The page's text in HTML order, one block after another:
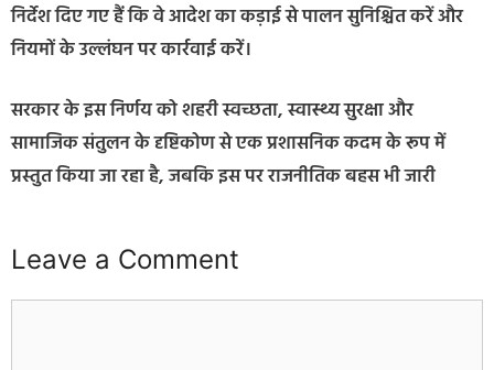
निर्देश दिए गए हैं कि वे आदेश का कड़ाई से पालन सुनिश्चित करें और
नियमों के उल्लंघन पर कार्रवाई करें।
सरकार के इस निर्णय को शहरी स्वच्छता, स्वास्थ्य सुरक्षा और
सामाजिक संतुलन के दृष्टिकोण से एक प्रशासनिक कदम के रूप में
प्रस्तुत किया जा रहा है, जबकि इस पर राजनीतिक बहस भी जारी
Leave a Comment